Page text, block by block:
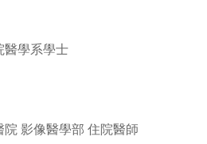
醫學系學士
影像醫學部 住院醫師